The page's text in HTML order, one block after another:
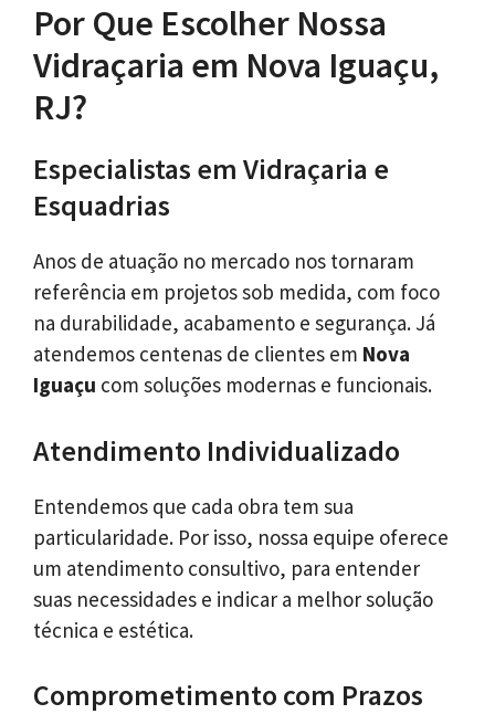
Por Que Escolher Nossa
Vidraçaria em Nova Iguaçu,
RJ?
Especialistas em Vidraçaria e
Esquadrias
Anos de atuação no mercado nos tornaram
referência em projetos sob medida, com foco
na durabilidade, acabamento e segurança. Já
atendemos centenas de clientes em Nova
Iguaçu com soluções modernas e funcionais.
Atendimento Individualizado
Entendemos que cada obra tem sua
particularidade. Por isso, nossa equipe oferece
um atendimento consultivo, para entender
suas necessidades e indicar a melhor solução
técnica e estética.
Comprometimento com Prazos